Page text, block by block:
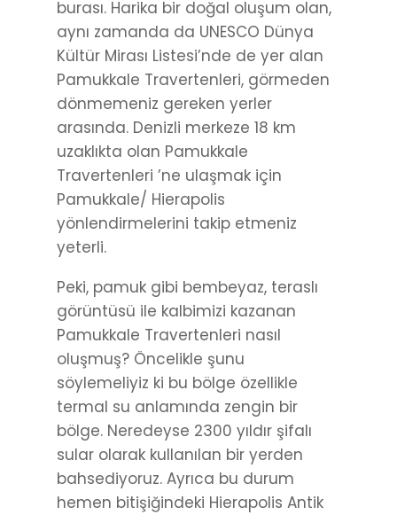
burası. Harika bir doğal oluşum olan,
aynı zamanda da UNESCO Dünya
Kültür Mirası Listesi’nde de yer alan
Pamukkale Travertenleri, görmeden
dönmemeniz gereken yerler
arasında. Denizli merkeze 18 km
uzaklıkta olan Pamukkale
Travertenleri ’ne ulaşmak için
Pamukkale/ Hierapolis
yönlendirmelerini takip etmeniz
yeterli.
Peki, pamuk gibi bembeyaz, teraslı
görüntüsü ile kalbimizi kazanan
Pamukkale Travertenleri nasıl
oluşmuş? Öncelikle şunu
söylemeliyiz ki bu bölge özellikle
termal su anlamında zengin bir
bölge. Neredeyse 2300 yıldır şifalı
sular olarak kullanılan bir yerden
bahsediyoruz. Ayrıca bu durum
hemen bitişiğindeki Hierapolis Antik